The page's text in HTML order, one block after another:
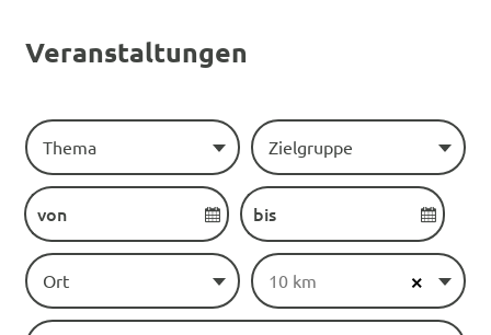
Veranstaltungen
Thema Zielgruppe
Ort ×
10 km